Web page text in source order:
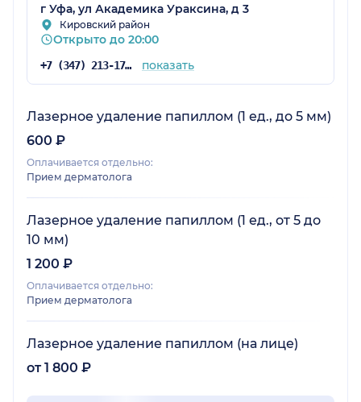
г Уфа, ул Академика Ураксина, д 3
Кировский район
Открыто до 20:00
+7 (347) 213-17-40 показать
Лазерное удаление папиллом (1 ед., до 5 мм)
600 ₽
Оплачивается отдельно:
Прием дерматолога
Лазерное удаление папиллом (1 ед., от 5 до
10 мм)
1 200 ₽
Оплачивается отдельно:
Прием дерматолога
Лазерное удаление папиллом (на лице)
от 1 800 ₽